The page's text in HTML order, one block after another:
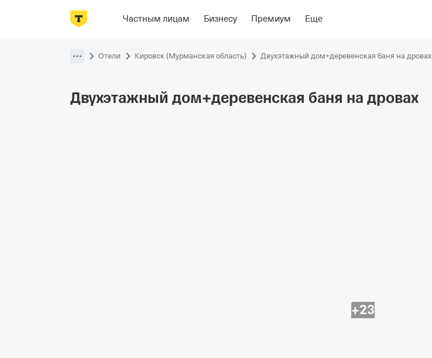
Частным лицам Бизнесу Премиум Еще
Фотографии НомераОтзывыОриентиры Об отеле
Отели Кировск (Мурманская область) Двухэтажный дом+деревенская баня на дровах
Двухэтажный дом+деревенская баня на дровах
+23